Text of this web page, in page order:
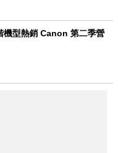
機型熱銷 Canon 第二季營